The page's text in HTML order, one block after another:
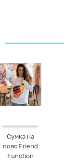
Сумка на
пояс Friend
Function